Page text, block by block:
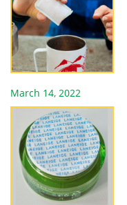
March 14, 2022